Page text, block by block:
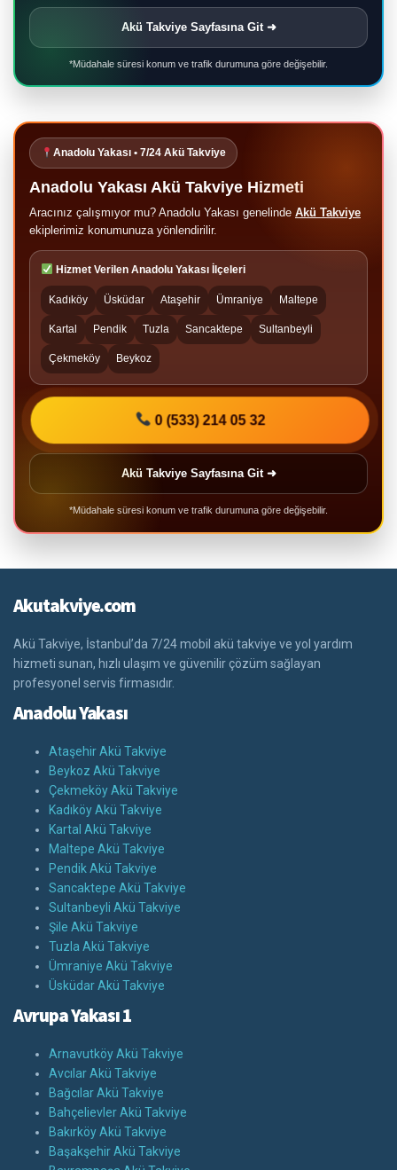
Akü Takviye Sayfasına Git ➜
*Müdahale süresi konum ve trafik durumuna göre değişebilir.
Anadolu Yakası • 7/24 Akü Takviye
Anadolu Yakası Akü Takviye Hizmeti
Aracınız çalışmıyor mu? Anadolu Yakası genelinde Akü Takviye
ekiplerimiz konumunuza yönlendirilir.
Hizmet Verilen Anadolu Yakası İlçeleri
Kadıköy Üsküdar Ataşehir Ümraniye Maltepe
Kartal Pendik Tuzla Sancaktepe Sultanbeyli
Çekmeköy Beykoz
0 (533) 214 05 32
Akü Takviye Sayfasına Git ➜
*Müdahale süresi konum ve trafik durumuna göre değişebilir.
Akutakviye.com
Akü Takviye, İstanbul’da 7/24 mobil akü takviye ve yol yardım
hizmeti sunan, hızlı ulaşım ve güvenilir çözüm sağlayan
profesyonel servis firmasıdır.
Anadolu Yakası
Ataşehir Akü Takviye
Beykoz Akü Takviye
Çekmeköy Akü Takviye
Kadıköy Akü Takviye
Kartal Akü Takviye
Maltepe Akü Takviye
Pendik Akü Takviye
Sancaktepe Akü Takviye
Sultanbeyli Akü Takviye
Şile Akü Takviye
Tuzla Akü Takviye
Ümraniye Akü Takviye
Üsküdar Akü Takviye
Avrupa Yakası 1
Arnavutköy Akü Takviye
Avcılar Akü Takviye
Bağcılar Akü Takviye
Bahçelievler Akü Takviye
Bakırköy Akü Takviye
Başakşehir Akü Takviye